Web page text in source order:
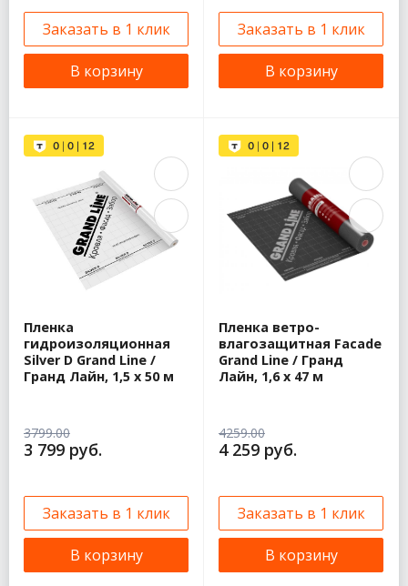
Заказать в 1 клик
В корзину
Заказать в 1 клик
В корзину
Пленка
гидроизоляционная
Silver D Grand Line /
Гранд Лайн, 1,5 x 50 м
3799.00
3 799 руб.
Заказать в 1 клик
В корзину
Пленка ветро-
влагозащитная Facade
Grand Line / Гранд
Лайн, 1,6 x 47 м
4259.00
4 259 руб.
Заказать в 1 клик
В корзину